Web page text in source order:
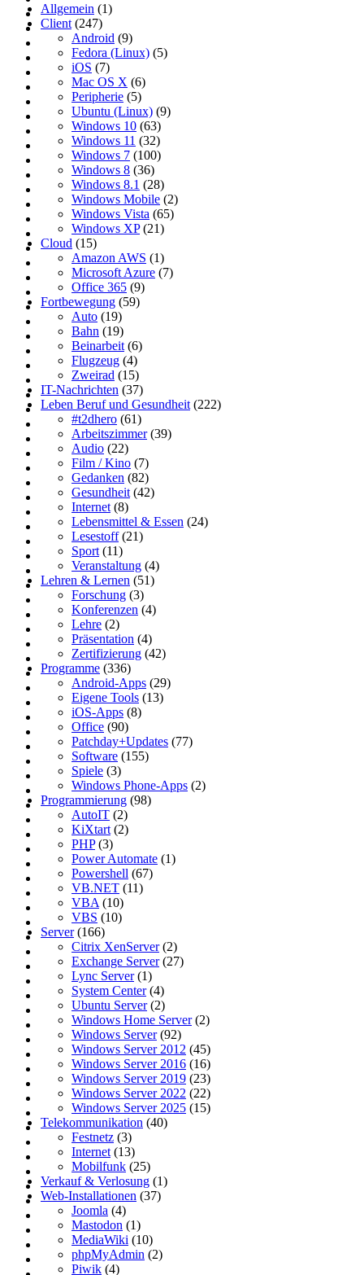
Allgemein (1)
Client (247)
Android (9)
Fedora (Linux) (5)
iOS (7)
Mac OS X (6)
Peripherie (5)
Ubuntu (Linux) (9)
Windows 10 (63)
Windows 11 (32)
Windows 7 (100)
Windows 8 (36)
Windows 8.1 (28)
Windows Mobile (2)
Windows Vista (65)
Windows XP(21)
Cloud (15)
Amazon AWS (1)
Microsoft Azure (7)
Office 365 (9)
Fortbewegung (59)
Auto (19)
Bahn (19)
Beinarbeit (6)
Flugzeug (4)
Zweirad (15)
IT-Nachrichten (37)
Leben Beruf und Gesundheit (222)
#t2dhero (61)
Arbeitszimmer(39)
Audio (22)
Film / Kino (7)
Gedanken (82)
Gesundheit (42)
Internet (8)
Lebensmittel & Essen (24)
Lesestoff(21)
Sport (11)
Veranstaltung (4)
Lehren & Lernen (51)
Forschung (3)
Konferenzen (4)
Lehre (2)
Präsentation (4)
Zertifizierung (42)
Programme (336)
Android-Apps (29)
Eigene Tools (13)
iOS-Apps (8)
Office (90)
Patchday+Updates (77)
Software (155)
Spiele (3)
Windows Phone-Apps (2)
Programmierung (98)
AutoIT (2)
KiXtart (2)
PHP(3)
Power Automate (1)
Powershell (67)
VB.NET (11)
VBA (10)
VBS (10)
Server(166)
Citrix XenServer(2)
Exchange Server(27)
Lync Server(1)
System Center(4)
Ubuntu Server(2)
Windows Home Server(2)
Windows Server(92)
Windows Server 2012 (45)
Windows Server 2016 (16)
Windows Server 2019 (23)
Windows Server 2022 (22)
Windows Server 2025 (15)
Telekommunikation (40)
Festnetz (3)
Internet (13)
Mobilfunk (25)
Verkauf & Verlosung (1)
Web-Installationen (37)
Joomla (4)
Mastodon (1)
MediaWiki (10)
phpMyAdmin (2)
Piwik (4)